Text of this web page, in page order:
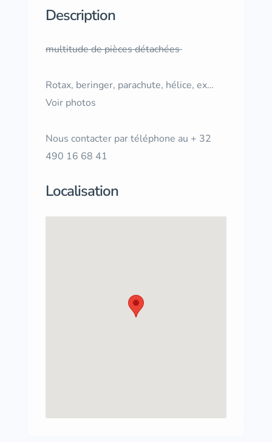
Description
multitude de pièces détachées
Rotax, beringer, parachute, hélice, ex…
Voir photos
Nous contacter par téléphone au + 32
490 16 68 41
Localisation